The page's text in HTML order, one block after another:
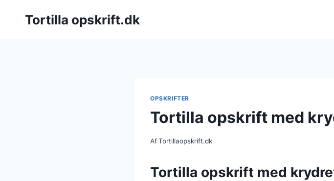
Tortilla opskrift.dk
OPSKRIFTER
Tortilla opskrift med
AfTortillaopskrift.dk
Tortilla opskrift med